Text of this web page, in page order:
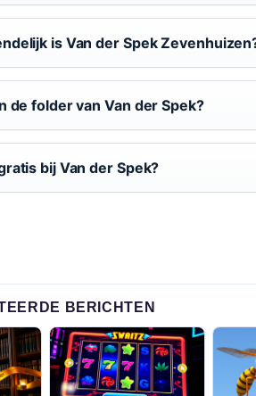
is Van der Spek
de folder van Van der Spek?
bij Van der Spek?
BERICHTEN